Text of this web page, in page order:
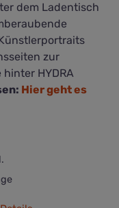
dem Ladentisch
zur
HYDRA
Hier geht es